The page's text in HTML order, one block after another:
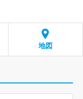
地図